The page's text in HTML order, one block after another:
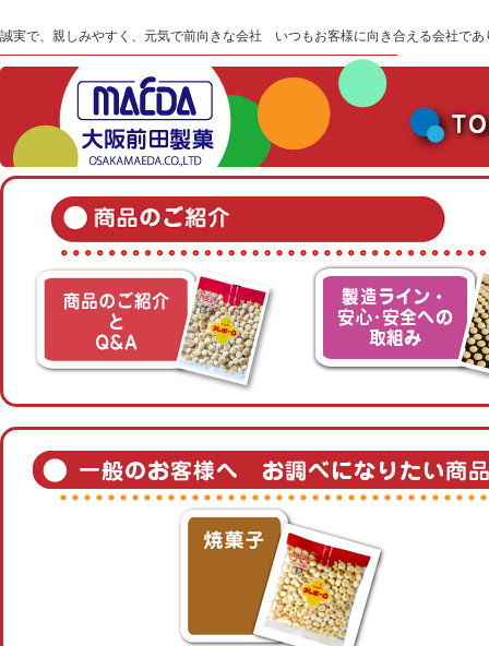
誠実で、親しみやすく、元気で前向きな会社 いつもお客様に向き合える会社であ